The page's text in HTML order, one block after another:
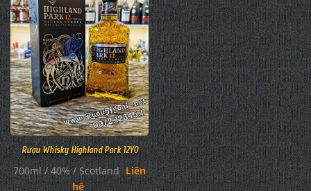
Rượu Whisky Highland Park 12YO
700ml / 40% / Scotland Liên
hệ